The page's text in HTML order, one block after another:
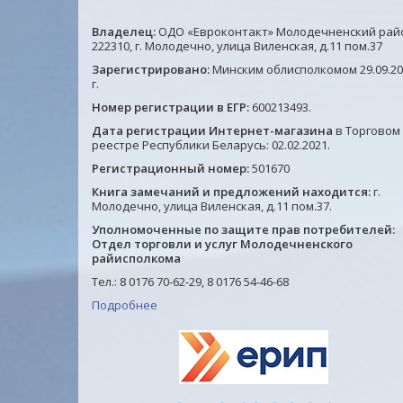
Владелец: ОДО «Евроконтакт» Молодечненский
222310, г. Молодечно, улица Виленская, д.11 пом.37
Зарегистрировано:Минским облисполкомом
г.
Номер регистрации в ЕГР: 600213493.
Дата регистрации Интернет-магазина в Торговом
реестре Республики Беларусь: 02.02.2021.
Регистрационный номер:501670
Книга замечаний и предложений находится:г.
Молодечно, улица Виленская, д.11 пом.37.
Уполномоченные по защите прав потребителей:
Отдел торговли и услуг Молодечненского
райисполкома
Тел.: 8 0176 70-62-29, 8 0176 54-46-68
Подробнее
серебристая, до 100
0,6 мм, 221353, Россия
Подробнее